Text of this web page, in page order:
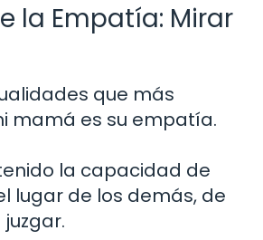
la Empatía: Mirar
que más
mamá es su empatía.
la capacidad de
lugar de los demás, de